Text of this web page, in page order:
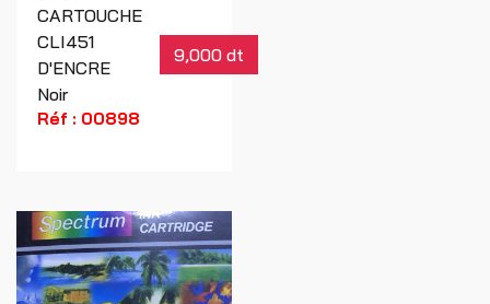
CARTOUCHE
CLI451
D'ENCRE
Noir
9,000 dt
Réf : 00898